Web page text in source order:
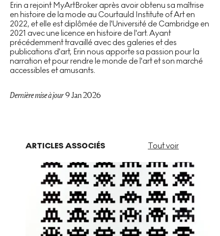
Erin a rejoint MyArtBroker après avoir obtenu sa maîtrise
en histoire de la mode au Courtauld Institute of Art en
2022, et elle est diplômée de l'Université de Cambridge en
2021 avec une licence en histoire de l'art. Ayant
précédemment travaillé avec des galeries et des
publications d'art, Erin nous apporte sa passion pour la
narration et pour rendre le monde de l'art et son marché
accessibles et amusants.
Dernière mise à jour 9 Jan 2026
ARTICLES ASSOCIÉS Tout voir